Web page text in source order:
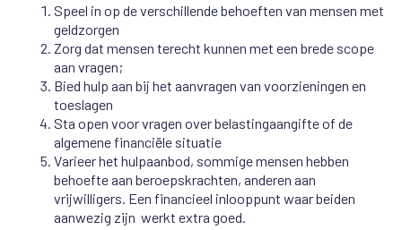
Speel in op de verschillende behoeften van mensen met
geldzorgen
Zorg dat mensen terecht kunnen met een brede scope
aan vragen;
Bied hulp aan bij het aanvragen van voorzieningen en
toeslagen
Sta open voor vragen over belastingaangifte of de
algemene financiële situatie
Varieer het hulpaanbod, sommige mensen hebben
behoefte aan beroepskrachten, anderen aan
vrijwilligers. Een financieel inlooppunt waar beiden
aanwezig zijn werkt extra goed.